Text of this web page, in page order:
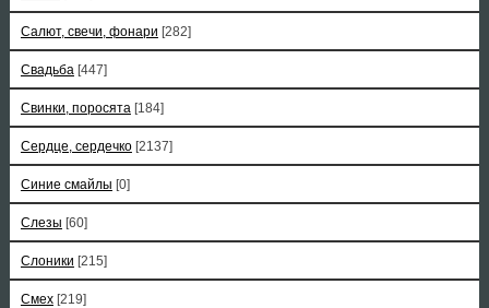
Салют, свечи, фонари [282]
Свадьба [447]
Свинки, поросята [184]
Сердце, сердечко [2137]
Синие смайлы [0]
Слезы [60]
Слоники [215]
Смех [219]